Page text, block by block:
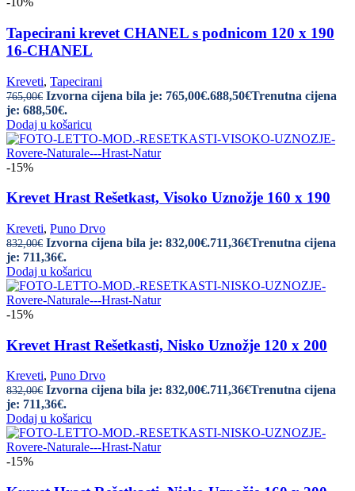
Tapecirani krevet CHANEL s podnicom 120 x 190
16-CHANEL
Kreveti, Tapecirani
765,00€ Izvorna cijena bila je: 765,00€.688,50€Trenutna cijena
je: 688,50€.
Dodaj u košaricu
-15%
Krevet Hrast Rešetkast, Visoko Uznožje 160 x 190
Kreveti, Puno Drvo
832,00€ Izvorna cijena bila je: 832,00€.711,36€Trenutna cijena
je: 711,36€.
Dodaj u košaricu
-15%
Krevet Hrast Rešetkasti, Nisko Uznožje 120 x 200
Kreveti, Puno Drvo
832,00€ Izvorna cijena bila je: 832,00€.711,36€Trenutna cijena
je: 711,36€.
Dodaj u košaricu
-15%